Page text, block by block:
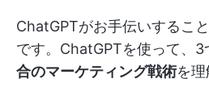
ChatGPTがお手伝いすること
です。ChatGPTを使って、
合のマーケティング戦術を理